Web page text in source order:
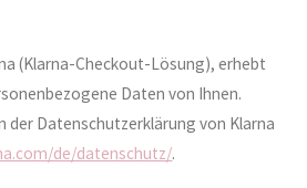
(Klarna-Checkout-Lösung), erhebt
Daten von Ihnen.
der Datenschutzerklärung von Klarna
de/datenschutz/.